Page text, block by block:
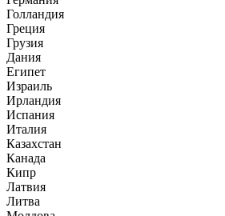
Голландия
Греция
Грузия
Дания
Египет
Израиль
Ирландия
Испания
Италия
Казахстан
Канада
Кипр
Латвия
Литва